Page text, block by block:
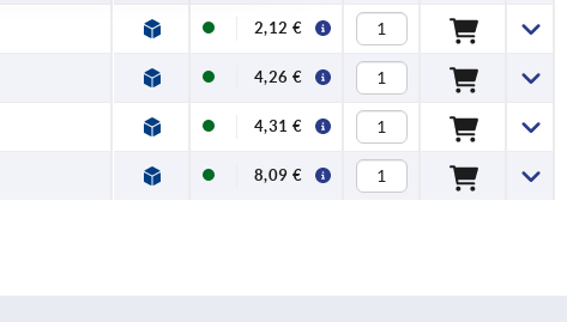
2,12 €
4,26 €
4,31 €
8,09 €